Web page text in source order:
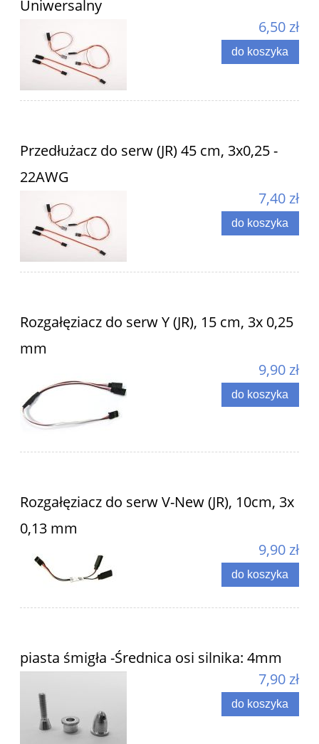
Uniwersalny
6,50 zł
do koszyka
Przedłużacz do serw (JR) 45 cm, 3x0,25 -
22AWG
7,40 zł
do koszyka
Rozgałęziacz do serw Y (JR), 15 cm, 3x 0,25
mm
9,90 zł
do koszyka
Rozgałęziacz do serw V-New (JR), 10cm, 3x
0,13 mm
9,90 zł
do koszyka
piasta śmigła -Średnica osi silnika: 4mm
7,90 zł
do koszyka